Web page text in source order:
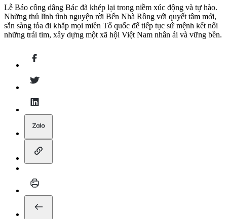
Lễ Báo công dâng Bác đã khép lại trong niềm xúc động và tự hào.
Những thủ lĩnh tình nguyện rời Bến Nhà Rồng với quyết tâm mới,
sẵn sàng tỏa đi khắp mọi miền Tổ quốc để tiếp tục sứ mệnh kết nối
những trái tim, xây dựng một xã hội Việt Nam nhân ái và vững bền.